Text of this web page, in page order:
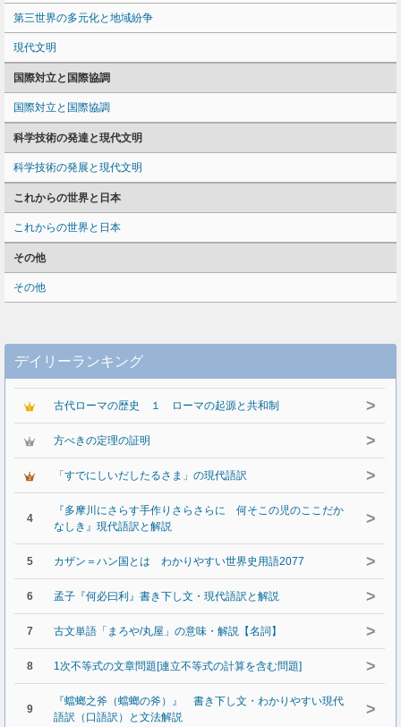
第三世界の多元化と地域紛争
現代文明
国際対立と国際協調
国際対立と国際協調
科学技術の発達と現代文明
科学技術の発展と現代文明
これからの世界と日本
これからの世界と日本
その他
その他
デイリーランキング
古代ローマの歴史 １ ローマの起源と共和制 >
方べきの定理の証明 >
「すでにしいだしたるさま」の現代語訳 >
4
『多摩川にさらす手作りさらさらに 何そこの児のここだか
なしき』現代語訳と解説
>
5 カザン＝ハン国とは わかりやすい世界史用語2077 >
6 孟子『何必曰利』書き下し文・現代語訳と解説 >
7 古文単語「まろや/丸屋」の意味・解説【名詞】 >
8 1次不等式の文章問題[連立不等式の計算を含む問題] >
9
『蟷螂之斧（蟷螂の斧）』 書き下し文・わかりやすい現代
語訳（口語訳）と文法解説
>